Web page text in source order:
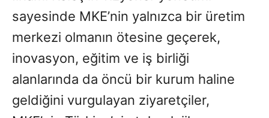
sayesinde MKE’nin yalnızca bir üretim
merkezi olmanın ötesine geçerek,
inovasyon, eğitim ve iş birliği
alanlarında da öncü bir kurum haline
geldiğini vurgulayan ziyaretçiler,